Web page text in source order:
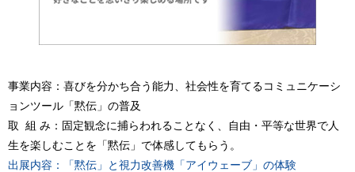
事業内容：喜びを分かち合う能力、社会性を育てるコミュニケーシ
ョンツール「黙伝」の普及
取 組 み：固定観念に捕らわれることなく、自由・平等な世界で人
生を楽しむことを「黙伝」で体感してもらう。
出展内容：「黙伝」と視力改善機「アイウェーブ」の体験